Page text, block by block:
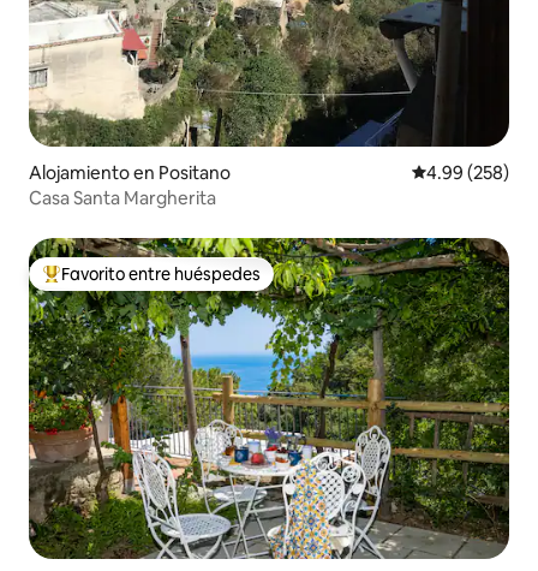
Alojamiento en Positano Calificación
4.99 (258)
Casa Santa Margherita
Favorito entre huéspedes preferido
Favorito entre huéspedes